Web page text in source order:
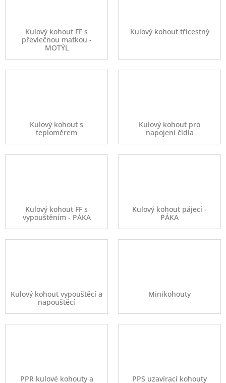
Kulový kohout FF s
převlečnou matkou -
MOTÝL
Kulový kohout třícestný
Kulový kohout s
teploměrem
Kulový kohout pro
napojení čidla
Kulový kohout FF s
vypouštěním - PÁKA
Kulový kohout pájecí -
PÁKA
Kulový kohout vypouštěcí a
napouštěcí
Minikohouty
PPR kulové kohouty a
PPS uzavírací kohouty